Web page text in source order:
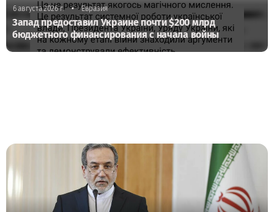
6 августа 2026 г. • Евразия
Запад предоставил Украине почти $200 млрд
бюджетного финансирования с начала войны